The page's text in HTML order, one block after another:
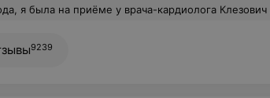
с чутким сердцем, именно такими должны быть врачи! Умная, добрая, внимательная, желающая вникнуть в проблему пациента, дать хорошие советы и назначить правильное лечение, которое помогает пациенту, улучшает качество жизни. Такие же слова хочется сказать и в адрес врача-эндокринолога Светланы Александровны , у которой я была на приёме 7 апреля 2026 года. Спасибо вам огромное, дорогие Доктора, за ваш нелёгкий труд, за ваше участие, внимание, заботу и чуткость. Низкий вам поклон!!!
9239